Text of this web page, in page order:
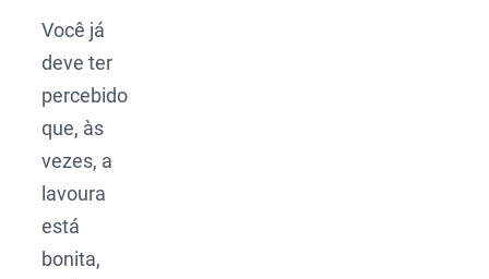
Você já
deve ter
percebido
que, às
vezes, a
lavoura
está
bonita,